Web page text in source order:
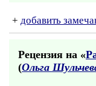
+ добавить
Рецензия на «
(Ольга